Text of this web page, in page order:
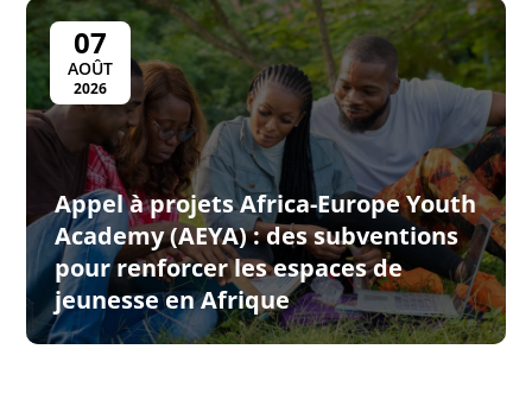
07
AOÛT
2026
Appel à projets Africa-Europe Youth
Academy (AEYA) : des subventions
pour renforcer les espaces de
jeunesse en Afrique